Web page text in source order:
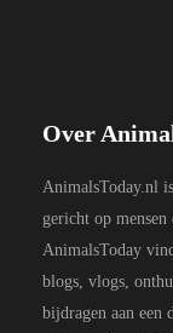
Over
AnimalsToday.nl
gericht op
AnimalsToday
blogs, vlogs,
bijdragen aan een